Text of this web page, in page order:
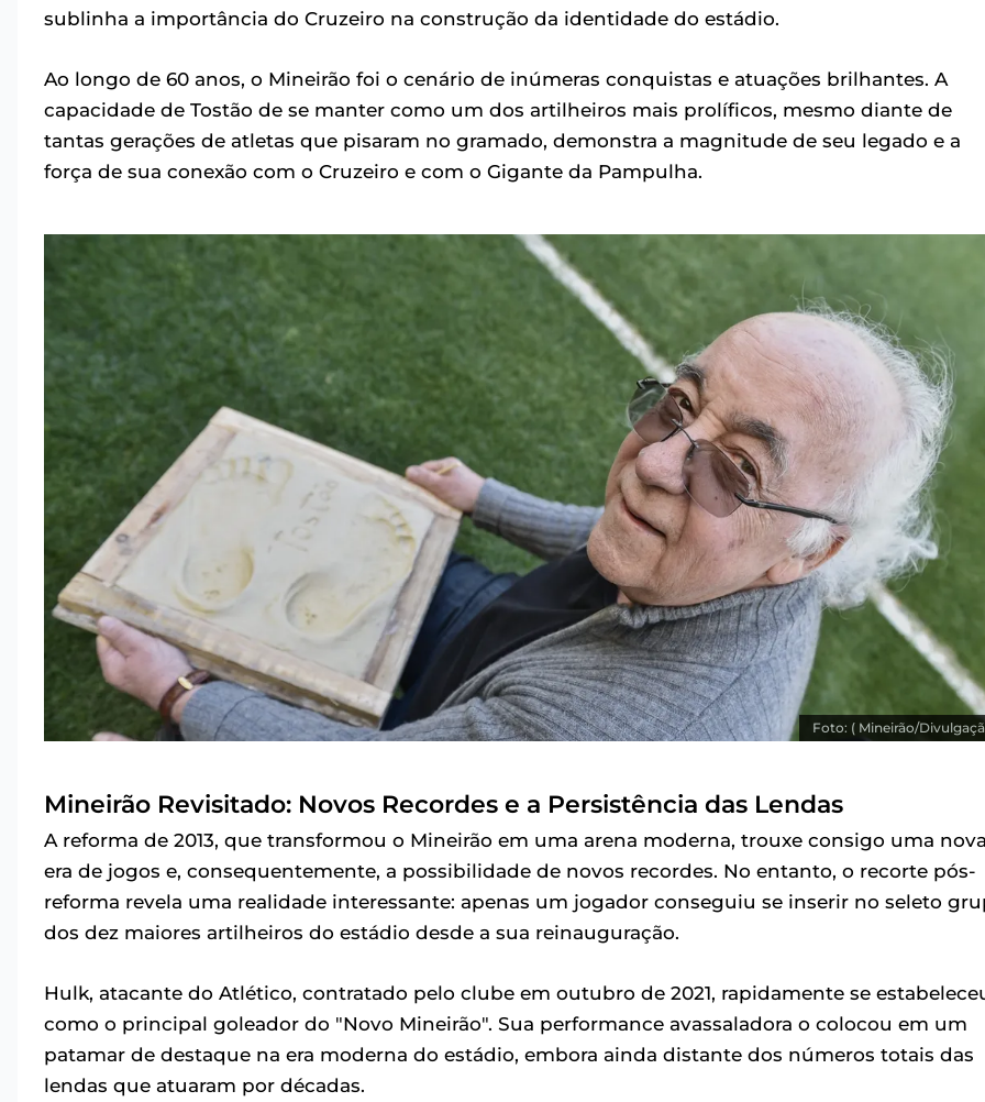
sublinha a importância do Cruzeiro na construção da identidade do estádio.
Ao longo de 60 anos, o Mineirão foi o cenário de inúmeras conquistas e atuações brilhantes. A
capacidade de Tostão de se manter como um dos artilheiros mais prolíficos, mesmo diante de
tantas gerações de atletas que pisaram no gramado, demonstra a magnitude de seu legado e a
força de sua conexão com o Cruzeiro e com o Gigante da Pampulha.
Foto: ( Mineirão/
Mineirão Revisitado: Novos Recordes e a Persistência das Lendas
A reforma de 2013, que transformou o Mineirão em uma arena moderna, trouxe consigo uma nova
era de jogos e, consequentemente, a possibilidade de novos recordes. No entanto, o recorte pós-
reforma revela uma realidade interessante: apenas um jogador conseguiu se inserir no seleto
dos dez maiores artilheiros do estádio desde a sua reinauguração.
Hulk, atacante do Atlético, contratado pelo clube em outubro de 2021, rapidamente se
como o principal goleador do "Novo Mineirão". Sua performance avassaladora o colocou em um
patamar de destaque na era moderna do estádio, embora ainda distante dos números totais das
lendas que atuaram por décadas.